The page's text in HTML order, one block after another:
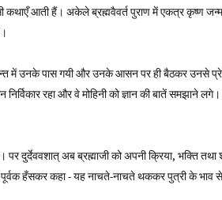
सी कथाएँ आती हैं। अकेले ब्रह्मवैवर्त पुराण में एकत्र कृष्ण
में उनके पास गयी और उनके आसन पर ही बैठकर उनसे
रहा और वे मोहिनी को ज्ञान की बातें समझाने
दुर्देववशात्‌ अब ब्रह्माजी को अपनी क्रिया, भक्ति तथा
पूर्वक हँसकर कहा - यह नाचते-नाचते थककर पुत्री के भाव